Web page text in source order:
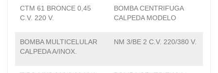
CTM 61 BRONCE 0,45
C.V. 220 V.
BOMBA CENTRIFUGA
CALPEDA MODELO
BOMBA MULTICELULAR
CALPEDA A/INOX.
NM 3/BE 2 C.V. 220/380 V.